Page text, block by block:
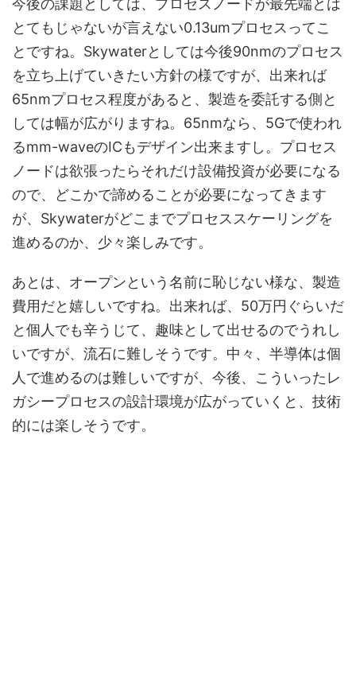
今後の課題としては、プロセスノードが最先端とは
とてもじゃないが言えない0.13umプロセスってこ
とですね。Skywaterとしては今後90nmのプロセス
を立ち上げていきたい方針の様ですが、出来れば
65nmプロセス程度があると、製造を委託する側と
しては幅が広がりますね。65nmなら、5Gで使われ
るmm-waveのICもデザイン出来ますし。プロセス
ノードは欲張ったらそれだけ設備投資が必要になる
ので、どこかで諦めることが必要になってきます
が、Skywaterがどこまでプロセススケーリングを
進めるのか、少々楽しみです。
あとは、オープンという名前に恥じない様な、製造
費用だと嬉しいですね。出来れば、50万円ぐらいだ
と個人でも辛うじて、趣味として出せるのでうれし
いですが、流石に難しそうです。中々、半導体は個
人で進めるのは難しいですが、今後、こういったレ
ガシープロセスの設計環境が広がっていくと、技術
的には楽しそうです。